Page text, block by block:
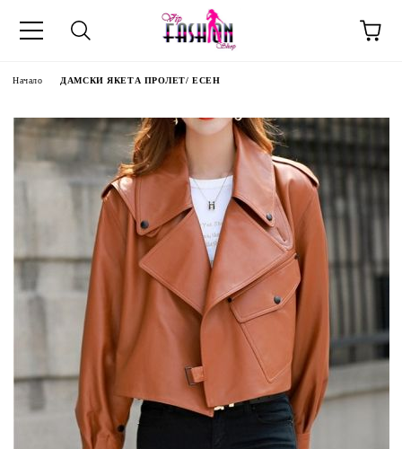
Начало ДАМСКИ ЯКЕТА ПРОЛЕТ/ ЕСЕН